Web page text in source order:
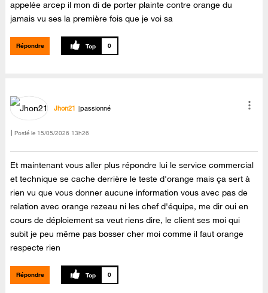
appelée arcep il mon di de porter plainte contre orange du
jamais vu ses la première fois que je voi sa
Répondre 0
Jhon21 passionné
Posté le ‎15/05/2026 13h26
Et maintenant vous aller plus répondre lui le service commercial
et technique se cache derrière le teste d'orange mais ça sert à
rien vu que vous donner aucune information vous avec pas de
relation avec orange rezeau ni les chef d'équipe, me dir oui en
cours de déploiement sa veut riens dire, le client ses moi qui
subit je peu même pas bosser cher moi comme il faut orange
respecte rien
Répondre 0